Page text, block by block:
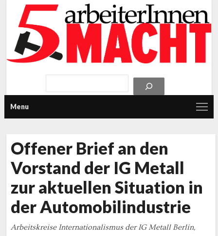
Menu
Offener Brief an den
Vorstand der IG Metall
zur aktuellen Situation in
der Automobilindustrie
Arbeitskreise Internationalismus der IG Metall Berlin,